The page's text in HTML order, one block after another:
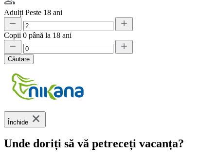
Adulți Peste 18 ani
Copii 0 până la 18 ani
Căutare
Închide
Unde doriți să vă petreceți vacanța?